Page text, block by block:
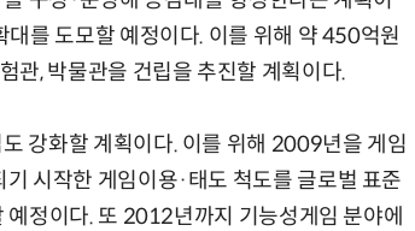
를 도모할 예정이다. 이를 위해 약 450억원
관, 박물관을 건립을 추진할 계획이다.
강화할 계획이다. 이를 위해 2009년을 게임
시작한 게임이용·태도 척도를 글로벌 표준
정이다. 또 2012년까지 기능성게임 분야에